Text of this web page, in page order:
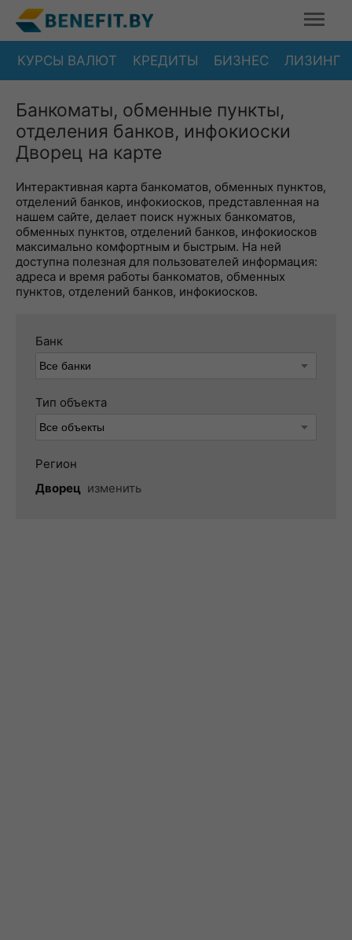
КУРСЫ ВАЛЮТ КРЕДИТЫ БИЗНЕС ЛИЗИНГ
Банкоматы, обменные пункты,
отделения банков, инфокиоски
Дворец на карте
Интерактивная карта банкоматов, обменных пунктов,
отделений банков, инфокиосков, представленная на
нашем сайте, делает поиск нужных банкоматов,
обменных пунктов, отделений банков, инфокиосков
максимально комфортным и быстрым. На ней
доступна полезная для пользователей информация:
адреса и время работы банкоматов, обменных
пунктов, отделений банков, инфокиосков.
Банк
Тип объекта
Регион
Дворец изменить